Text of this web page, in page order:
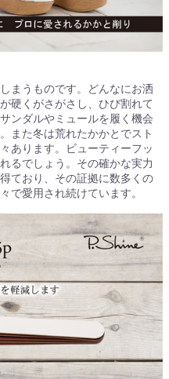
まうものです。どんなにお洒
硬くがさがさし、ひび割れて
ンダルやミュールを履く機会
また冬は荒れたかかとでスト
あります。ビューティーフッ
るでしょう。その確かな実力
ており、その証拠に数多くの
で愛用され続けています。